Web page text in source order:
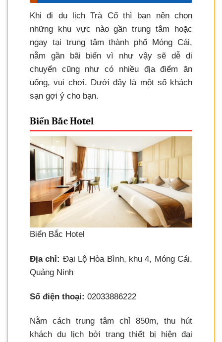
Khi đi du lịch Trà Cổ thì bạn nên chọn
những khu vực nào gần trung tâm hoặc
ngay tại trung tâm thành phố Móng Cái,
nằm gần bãi biển vì như vậy sẽ dễ di
chuyển cũng như có nhiều địa điểm ăn
uống, vui chơi. Dưới đây là một số khách
sạn gợi ý cho bạn.
Biển Bắc Hotel
Biển Bắc Hotel
Địa chỉ: Đại Lộ Hòa Bình, khu 4, Móng Cái,
Quảng Ninh
Số điện thoại: 02033886222
Nằm cách trung tâm chỉ 850m, thu hút
khách du lịch bởi trang thiết bị hiện đại